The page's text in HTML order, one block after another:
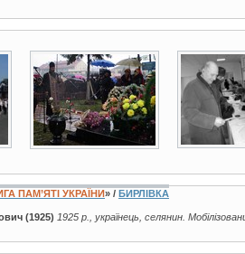
10 фото 4 фото
ПАМ’ЯТІ УКРАЇНИ» / БИРЛІВКА
(1925) 1925 р., українець, селянин.